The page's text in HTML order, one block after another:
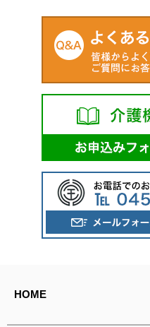
HOME